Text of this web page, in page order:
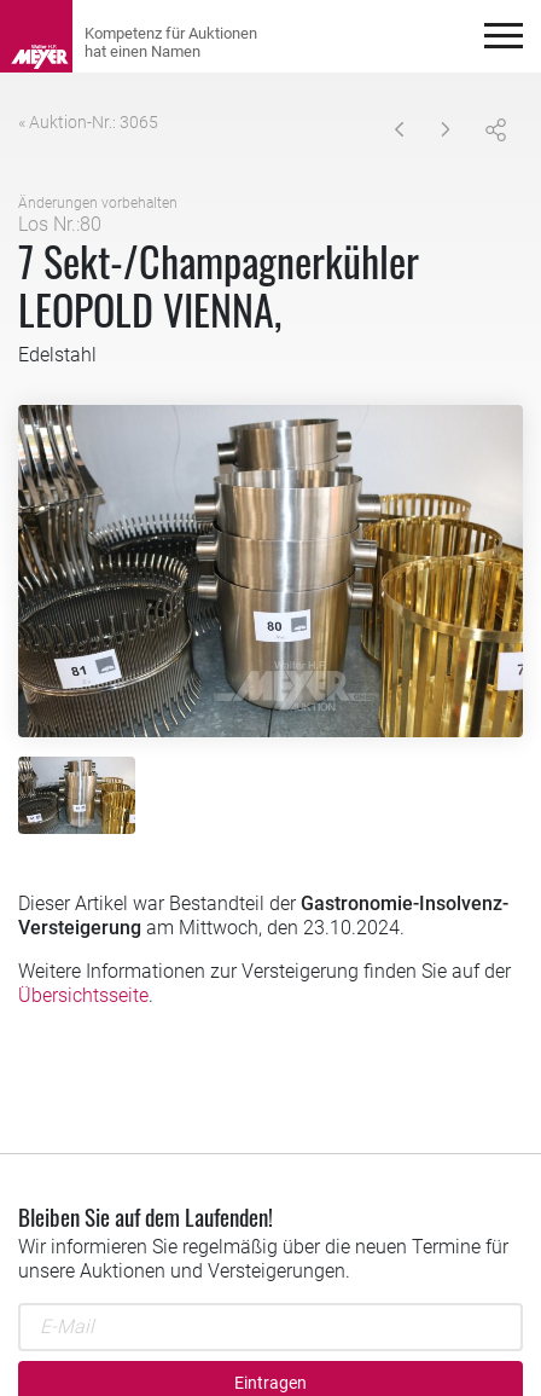
« Auktion-Nr.: 3065
Änderungen vorbehalten
Los Nr.:80
7 Sekt-/Champagnerkühler
LEOPOLD VIENNA,
Edelstahl
Dieser Artikel war Bestandteil derGastronomie-Insolvenz-
Versteigerung am Mittwoch, den 23.10.2024.
Weitere Informationen zur Versteigerung finden Sie auf der
Übersichtsseite.
Bleiben Sie auf dem Laufenden!
Wir informieren Sie regelmäßig über die neuen Termine für
unsere Auktionen und Versteigerungen.
Eintragen